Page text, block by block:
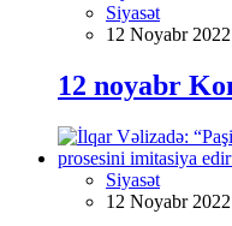
Siyasət
12 Noyabr
12 noyabr
Siyasət
12 Noyabr